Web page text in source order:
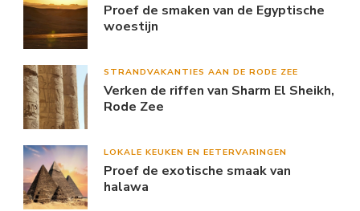
Proef de smaken van de Egyptische
woestijn
STRANDVAKANTIES AAN DE RODE ZEE
Verken de riffen van Sharm El Sheikh,
Rode Zee
LOKALE KEUKEN EN EETERVARINGEN
Proef de exotische smaak van
halawa